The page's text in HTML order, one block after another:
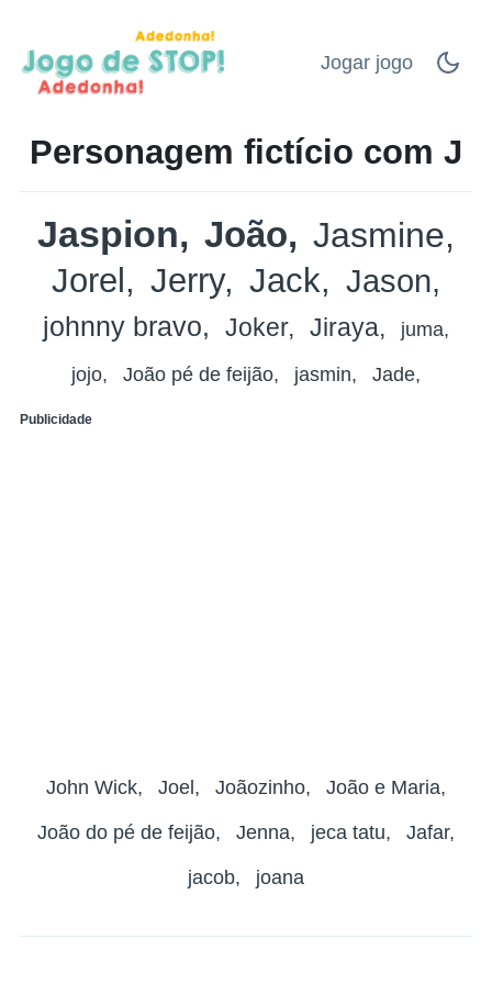
Jogar jogo
Personagem fictício com J
Jaspion João Jasmine
Jorel Jerry Jack Jason
johnny bravo Joker Jiraya juma
jojo João pé de feijão jasmin Jade
Publicidade
John Wick Joel Joãozinho João e Maria
João do pé de feijão Jenna jeca tatu Jafar
jacob joana